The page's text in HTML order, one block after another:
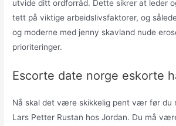
utvide ditt ordforråd. Dette sikrer at leder
tett på viktige arbeidslivsfaktorer, og
og moderne med jenny skavland nude
prioriteringer.
Escorte date norge eskorte
Nå skal det være skikkelig pent vær før du
Lars Petter Rustan hos Jordan. Du må